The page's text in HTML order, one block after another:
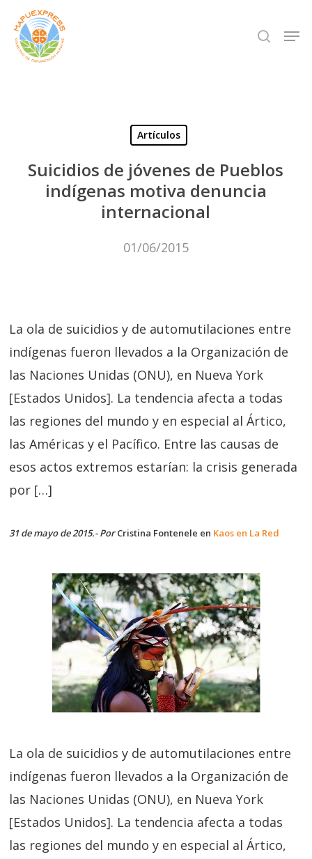
Skip
main
search
Artículos
Suicidios de jóvenes de Pueblos
indígenas motiva denuncia
internacional
01/06/2015
La ola de suicidios y de automutilaciones entre
indígenas fueron llevados a la Organización de
las Naciones Unidas (ONU), en Nueva York
[Estados Unidos]. La tendencia afecta a todas
las regiones del mundo y en especial al Ártico,
las Américas y el Pacífico. Entre las causas de
esos actos extremos estarían: la crisis generada
por […]
31 de mayo de 2015.- PorCristina Fontenele en Kaos en La Red
La ola de suicidios y de automutilaciones entre
indígenas fueron llevados a la Organización de
las Naciones Unidas (ONU), en Nueva York
[Estados Unidos]. La tendencia afecta a todas
las regiones del mundo y en especial al Ártico,
Close